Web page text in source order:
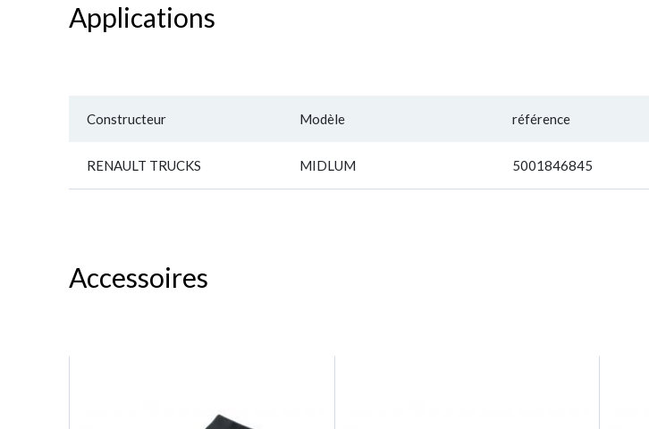
Applications
Constructeur Modèle référence
RENAULT TRUCKS MIDLUM 5001846845
Accessoires